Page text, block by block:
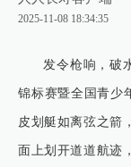
2025-11-08 18:34:35
发令枪响，破
锦标赛暨全国青少
皮划艇如离弦之箭
面上划开道道航迹